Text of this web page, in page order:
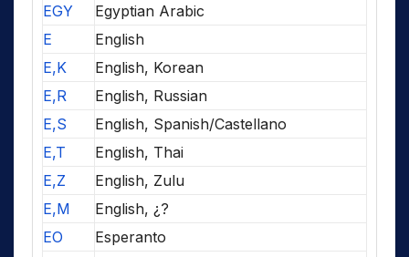
EGY
Egyptian Arabic
E
English
E,K
English, Korean
E,R
English, Russian
E,S
English, Spanish/Castellano
E,T
English, Thai
E,Z
English, Zulu
E,M
English, ¿?
EO
Esperanto